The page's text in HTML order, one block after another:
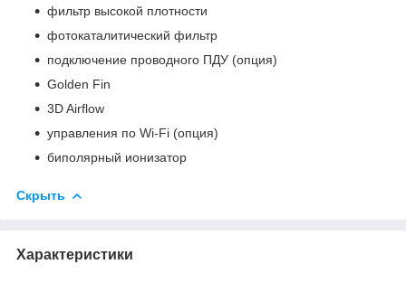
фильтр высокой плотности
фотокаталитический фильтр
подключение проводного ПДУ (опция)
Golden Fin
3D Airflow
управления по Wi-Fi (опция)
биполярный ионизатор
Скрыть
Характеристики